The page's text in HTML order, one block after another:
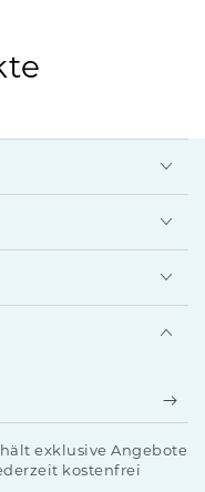
exklusive Angebote
kostenfrei